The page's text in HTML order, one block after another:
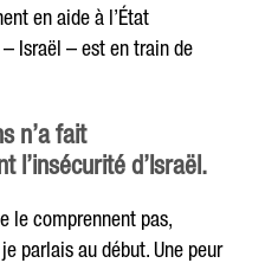
en aide à l’État
Israël – est en train de
n’a fait
l’insécurité d’Israël.
le comprennent pas,
parlais au début. Une peur